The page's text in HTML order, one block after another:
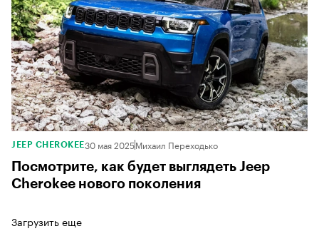
JEEP CHEROKEE30 мая 2025Михаил Переходько
Посмотрите, как будет выглядеть Jeep
Cherokee нового поколения
Загрузить еще